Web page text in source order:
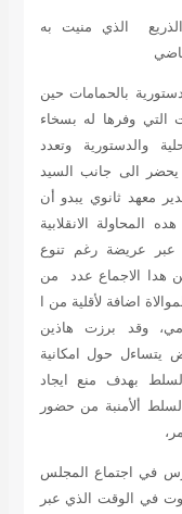
الذي منيت به
بالحمامات حين
التي وفرها له بسخاء
والدستورية وتعدد
يحضر الى جانب السيد
معهد ثانوي يبدو أن
الانقلابية
عبر عريضة رغم تنوع
هدا الاجماع عدد من
اضافة لأقلية من ا
وقد برزت هاذين
يتساءل حول امكانية
بهدف منع ايجاد
ألأمنبة من حضور
في اجتماع المجلس
للرابطة المقرر عقده يوم الأحد 21 أوت في الوقت الذي عبر